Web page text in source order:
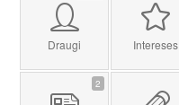
Draugi Intereses
2